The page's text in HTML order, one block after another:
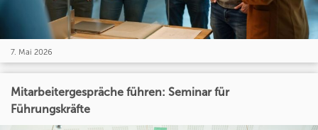
7. Mai 2026
Mitarbeitergespräche führen: Seminar für
Führungskräfte